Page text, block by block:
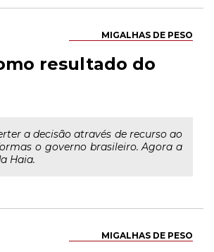
MIGALHAS DE PESO
resultado do
a decisão através de recurso ao
o governo brasileiro. Agora a
Haia.
MIGALHAS DE PESO